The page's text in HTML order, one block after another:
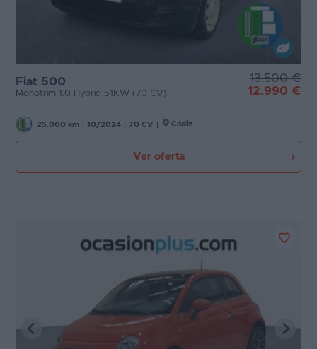
Fiat 500
Monotrim 1.0 Hybrid 51KW (70 CV)
13.500 €
12.990 €
25.000 km 10/2024 70 CV Cádiz
Ver oferta